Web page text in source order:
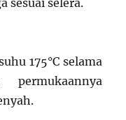
175°C selama